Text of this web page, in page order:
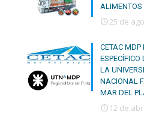
ALIMENTOS
25 de
CETAC MDP
LA
NACIONAL
MAR DEL
12 de